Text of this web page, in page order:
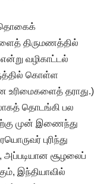
திருமணத்தில்
வழிகாட்டல்
கொள்ள
உரிமைகளைத் தராது.)
தொடங்கி பல
முன் இணைந்து
புரிந்து
சூழலைப்
இந்தியாவில்